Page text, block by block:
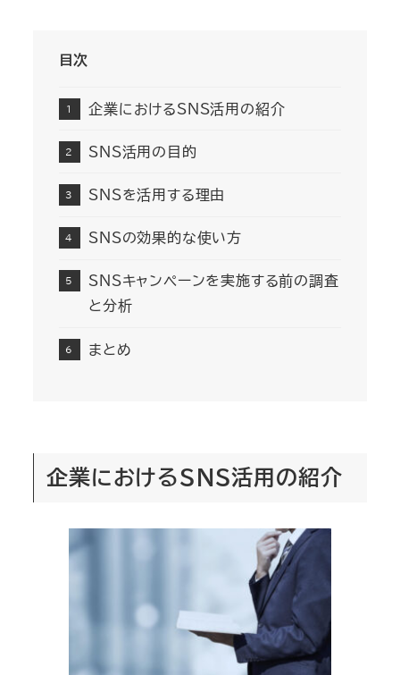
目次
企業におけるSNS活用の紹介
SNS活用の目的
SNSを活用する理由
SNSの効果的な使い方
SNSキャンペーンを実施する前の調査
と分析
まとめ
企業におけるSNS活用の紹介